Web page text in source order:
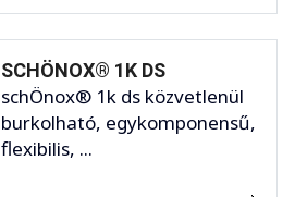
SCHÖNOX® 1K DS
schÖnox® 1k ds közvetlenül
burkolható, egykomponensű,
flexibilis, ...